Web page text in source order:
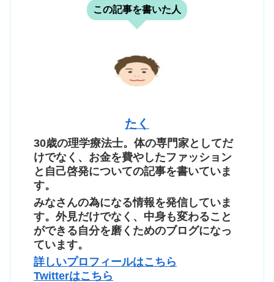
この記事を書いた人
たく
30歳の理学療法士。体の専門家としてだ
けでなく、お金を費やしたファッション
と自己啓発についての記事を書いていま
す。
みなさんの為になる情報を発信していま
す。外見だけでなく、中身も変わること
ができる自分を磨くためのブログになっ
ています。
詳しいプロフィールはこちら
Twitterはこちら